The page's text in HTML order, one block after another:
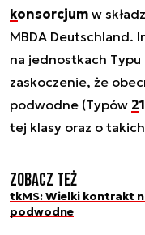
konsorcjum w
MBDA Deutschland.
na jednostkach
zaskoczenie, że
podwodne (Typów
tej klasy oraz o
Zobacz też
tkMS: Wielki kontrakt
podwodne